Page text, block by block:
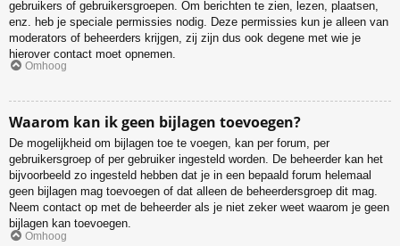
gebruikers of gebruikersgroepen. Om berichten te zien, lezen, plaatsen,
enz. heb je speciale permissies nodig. Deze permissies kun je alleen van
moderators of beheerders krijgen, zij zijn dus ook degene met wie je
hierover contact moet opnemen.
Omhoog
Waarom kan ik geen bijlagen toevoegen?
De mogelijkheid om bijlagen toe te voegen, kan per forum, per
gebruikersgroep of per gebruiker ingesteld worden. De beheerder kan het
bijvoorbeeld zo ingesteld hebben dat je in een bepaald forum helemaal
geen bijlagen mag toevoegen of dat alleen de beheerdersgroep dit mag.
Neem contact op met de beheerder als je niet zeker weet waarom je geen
bijlagen kan toevoegen.
Omhoog